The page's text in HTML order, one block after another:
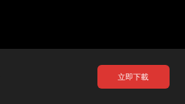
立即下載